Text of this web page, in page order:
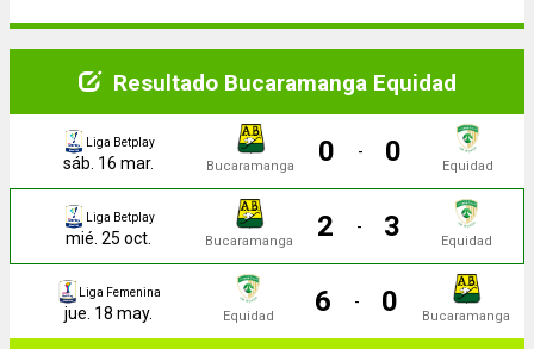
Resultado Bucaramanga Equidad
Liga Betplay
sáb. 16 mar. Bucaramanga 0 - 0 Equidad
Liga Betplay
mié. 25 oct. Bucaramanga 2 - 3 Equidad
Liga Femenina
jue. 18 may. Equidad 6 - 0 Bucaramanga